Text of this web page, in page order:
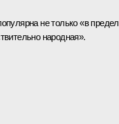
не только «в
народная».